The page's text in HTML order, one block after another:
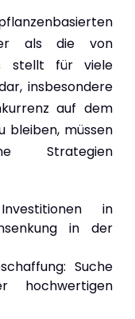
als die von
stellt für viele
insbesondere
auf dem
bleiben, müssen
Strategien
in
in der
Suche
hochwertigen